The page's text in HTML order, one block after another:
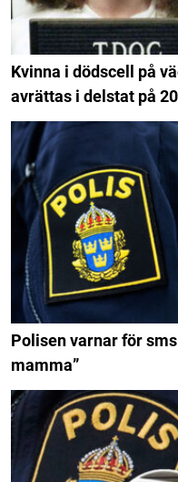
Kvinna i dödscell på
avrättas i delstat på
Polisen varnar för
mamma”